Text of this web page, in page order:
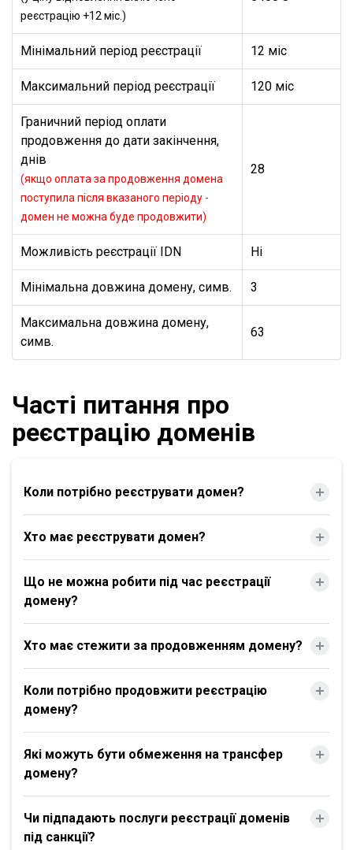
реєстрацію +12 міс.)
Мінімальний період реєстрації 12 міс
Максимальний період реєстрації 120 міс
Граничний період оплати
продовження до дати закінчення,
днів
(якщо оплата за продовження домена
поступила після вказаного періоду -
домен не можна буде продовжити)
28
Можливість реєстрації IDN Ні
Мінімальна довжина домену, симв. 3
Максимальна довжина домену,
симв.
63
Часті питання про
реєстрацію доменів
Коли потрібно реєструвати домен?
Хто має реєструвати домен?
Що не можна робити під час реєстрації
домену?
Хто має стежити за продовженням домену?
Коли потрібно продовжити реєстрацію
домену?
Які можуть бути обмеження на трансфер
домену?
Чи підпадають послуги реєстрації доменів
під санкції?